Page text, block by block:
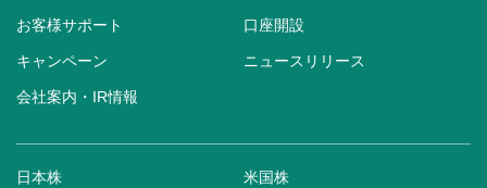
お客様サポート 口座開設
キャンペーン ニュースリリース
会社案内・IR情報
日本株 米国株